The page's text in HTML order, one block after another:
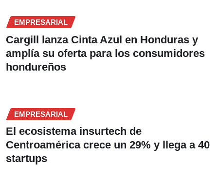
EMPRESARIAL
Cargill lanza Cinta Azul en Honduras y
amplía su oferta para los consumidores
hondureños
EMPRESARIAL
El ecosistema insurtech de
Centroamérica crece un 29% y llega a 40
startups